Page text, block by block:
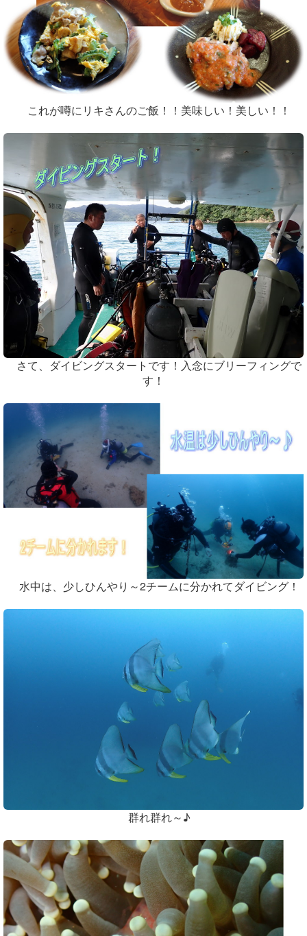
これが噂にリキさんのご飯！！美味しい！美しい！！
さて、ダイビングスタートです！入念にブリーフィングで
す！
水中は、少しひんやり～2チームに分かれてダイビング！
群れ群れ～♪